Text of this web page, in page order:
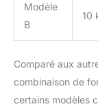
Modèle
B
10
Comparé aux
combinaison de
certains modèles